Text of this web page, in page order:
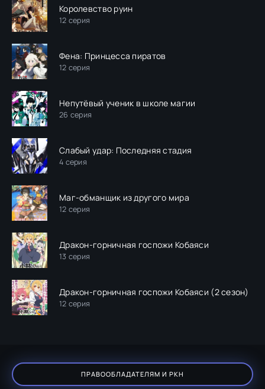
Королевство руин
12 серия
Фена: Принцесса пиратов
12 серия
Непутёвый ученик в школе магии
26 серия
Слабый удар: Последняя стадия
4 серия
Маг-обманщик из другого мира
12 серия
Дракон-горничная госпожи Кобаяси
13 серия
Дракон-горничная госпожи Кобаяси (2 сезон)
12 серия
ПРАВООБЛАДАТЕЛЯМ И РКН